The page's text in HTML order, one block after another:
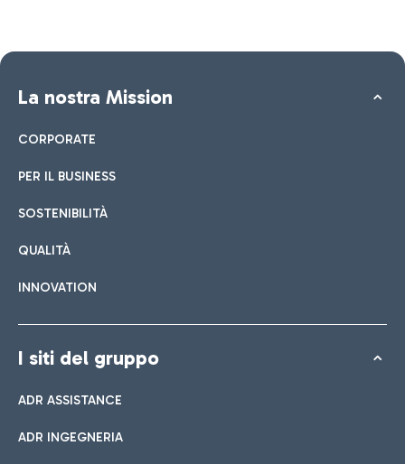
La nostra Mission
CORPORATE
PER IL BUSINESS
SOSTENIBILITÀ
QUALITÀ
INNOVATION
I siti del gruppo
ADR ASSISTANCE
ADR INGEGNERIA